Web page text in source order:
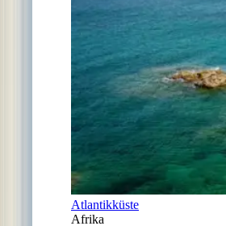
Atlantikküste
Afrika